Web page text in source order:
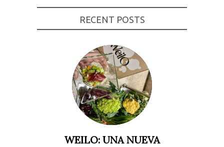
RECENT POSTS
WEILO: UNA NUEVA
algunas
de la web.